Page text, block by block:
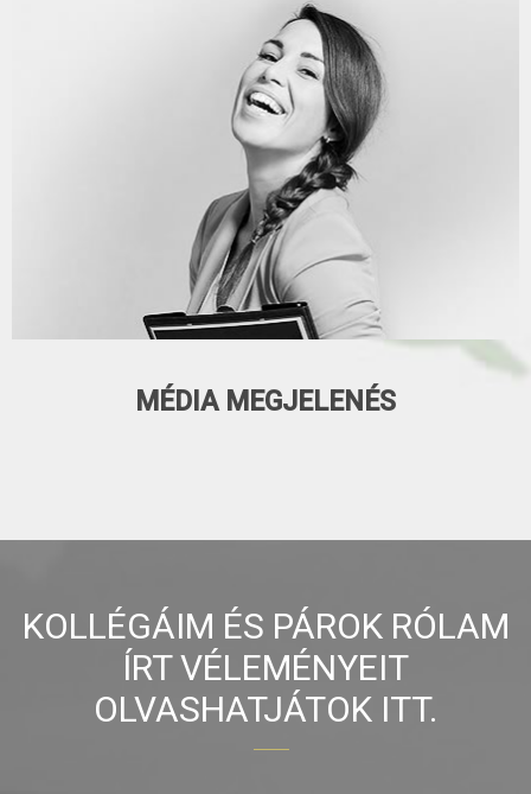
MÉDIA MEGJELENÉS
KOLLÉGÁIM ÉS PÁROK RÓLAM
ÍRT VÉLEMÉNYEIT
OLVASHATJÁTOK ITT.